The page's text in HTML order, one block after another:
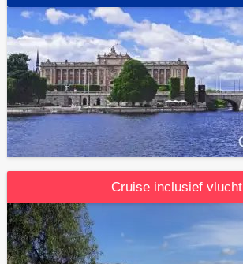
Cruise inclusief vlucht